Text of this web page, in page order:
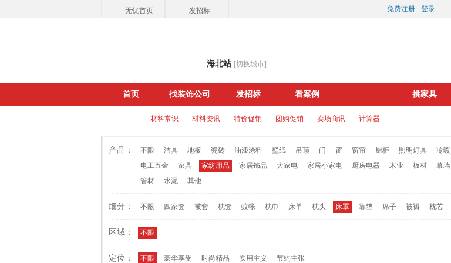
无忧首页 发招标 免费注册 登录
海北站 [切换城市]
首页 找装饰公司 发招标 看案例 挑家具
材料常识 材料资讯 特价促销 团购促销 卖场商讯 计算器
产品： 不限 洁具 地板 瓷砖 油漆涂料 壁纸 吊顶 门 窗 窗帘 厨柜 照明灯具 冷暖
电工五金
家具 家纺用品 家居饰品 大家电 家居小家电 厨房电器 木业 板材 幕墙
管材
水泥 其他
细分： 不限 四家套 被套 枕套 蚊帐 枕巾 床单 枕头 床罩 靠垫 席子 被褥 枕芯
区域： 不限
定位： 不限 豪华享受 时尚精品 实用主义 节约主张